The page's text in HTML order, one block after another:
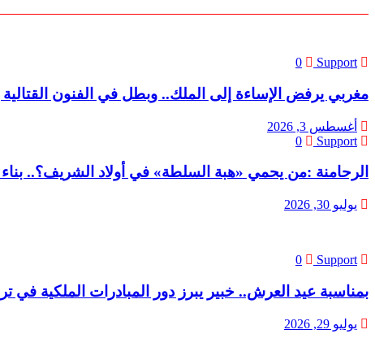
Support
0
مغربي يرفض الإساءة إلى الملك.. وبطل في الفنون
أغسطس 3, 2026
Support
0
الرحامنة :من يحمي «هبة السلطة» في أولاد الشريف؟..
يوليو 30, 2026
Support
0
بمناسبة عيد العرش.. خبير يبرز دور المبادرات الملكية في
يوليو 29, 2026